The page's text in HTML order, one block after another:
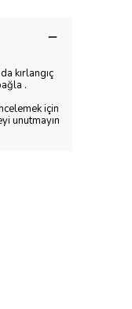
kırlangıç
.
için
unutmayın